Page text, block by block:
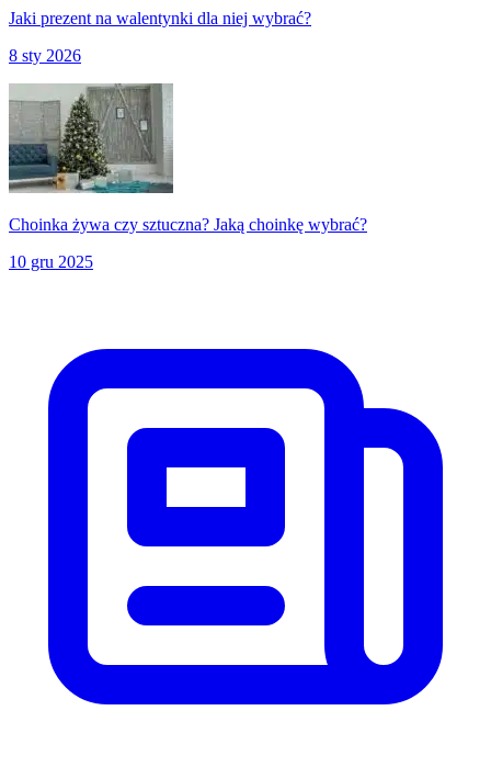
Jaki prezent na walentynki dla niej wybrać?
8 sty 2026
Choinka żywa czy sztuczna? Jaką choinkę wybrać?
10 gru 2025